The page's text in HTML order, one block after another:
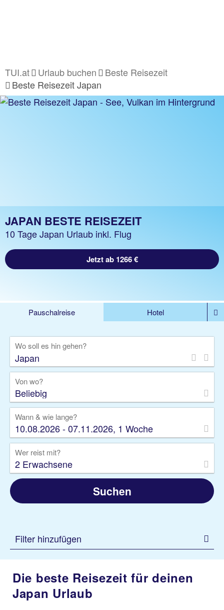
TUI.at Urlaub buchen
Beste Reisezeit
Beste Reisezeit Japan
JAPAN BESTE REISEZEIT
10 Tage Japan Urlaub inkl. Flug
Jetzt ab 1266 €
Pauschalreise
Hotel
Rundreise
Kreuzfahrt
Gruppenreise
Camper Privattransfer
Wo soll es hin gehen?
Von wo?
Beliebig
Wann & wie lange?
10.08.2026 - 07.11.2026, 1 Woche
Wer reist mit?
2 Erwachsene
Suchen
Filter hinzufügen
Die beste Reisezeit für deinen
Japan Urlaub